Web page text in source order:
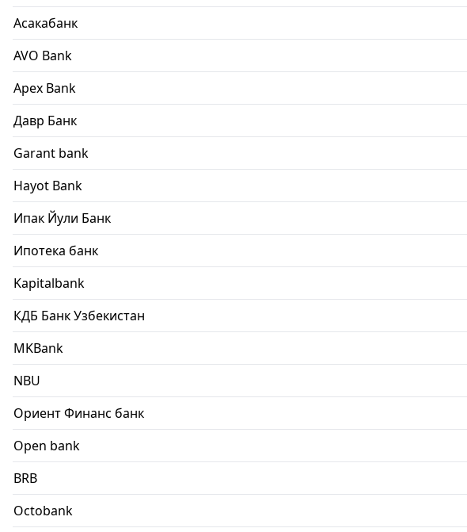
Асакабанк
AVO Bank
Apex Bank
Давр Банк
Garant bank
Hayot Bank
Ипак Йули Банк
Ипотека банк
Kapitalbank
КДБ Банк Узбекистан
MKBank
NBU
Ориент Финанс банк
Open bank
BRB
Octobank